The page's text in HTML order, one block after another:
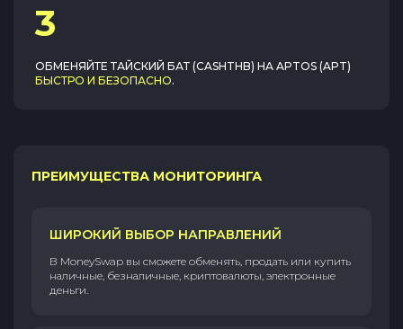
3
ОБМЕНЯЙТЕ ТАЙСКИЙ БАТ (CASHTHB) НА APTOS (APT)
БЫСТРО И БЕЗОПАСНО.
ПРЕИМУЩЕСТВА МОНИТОРИНГА
ШИРОКИЙ ВЫБОР НАПРАВЛЕНИЙ
В MoneySwap вы сможете обменять, продать или купить
наличные, безналичные, криптовалюты, электронные
деньги.